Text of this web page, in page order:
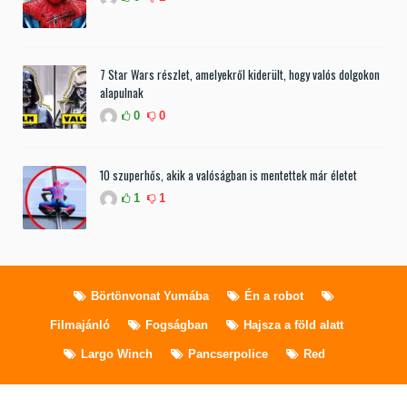
7 Star Wars részlet, amelyekről kiderült, hogy valós dolgokon
alapulnak
0 0
10 szuperhős, akik a valóságban is mentettek már életet
1 1
Börtönvonat Yumába Én a robot
Filmajánló Fogságban Hajsza a föld alatt
Largo Winch Pancserpolice Red